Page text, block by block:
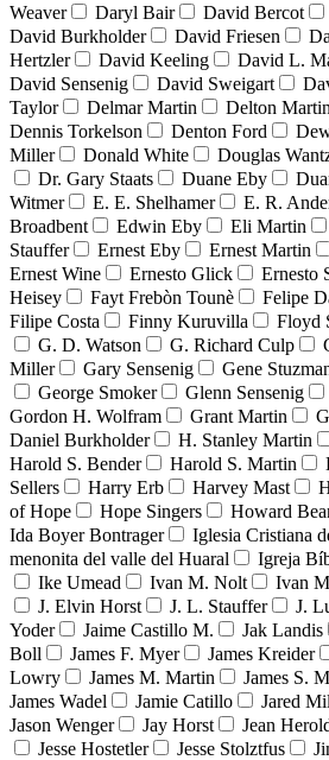
Weaver
Daryl Bair David Bercot
David Burkholder
David Friesen
Hertzler
David Keeling David L.
David Sensenig
David Sweigart
Taylor
Delmar Martin Delton Martin
Dennis Torkelson
Denton Ford
Miller
Donald White Douglas
Dr. Gary Staats
Duane Eby
Witmer
E. E. Shelhamer E. R.
Broadbent
Edwin Eby Eli Martin
Stauffer
Ernest Eby Ernest Martin
Ernest Wine
Ernesto Glick Ernesto
Heisey
Fayt Frebòn Tounè Felipe
Filipe Costa
Finny Kuruvilla Floyd
G. D. Watson
G. Richard Culp
Miller
Gary Sensenig Gene
George Smoker
Glenn Sensenig
Gordon H. Wolfram
Grant Martin
Daniel Burkholder
H. Stanley Martin
Harold S. Bender
Harold S. Martin
Sellers
Harry Erb Harvey Mast
of Hope
Hope Singers Howard
Ida Boyer Bontrager
Iglesia Cristiana
menonita del valle del Huaral
Igreja
Ike Umead
Ivan M. Nolt Ivan
J. Elvin Horst
J. L. Stauffer J.
Yoder
Jaime Castillo M. Jak Landis
Boll
James F. Myer James Kreider
Lowry
James M. Martin James S.
James Wadel
Jamie Catillo Jared
Jason Wenger
Jay Horst Jean
Jesse Hostetler
Jesse Stolztfus